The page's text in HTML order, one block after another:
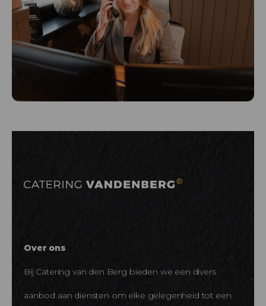
Over ons
Bij Catering van den Berg bieden we een divers
aanbod aan diensten om elke gelegenheid tot een